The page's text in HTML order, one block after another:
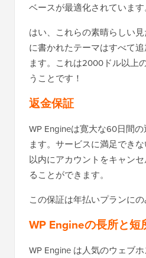
ベースが最適化されています
はい、これらの素晴らしい
に書かれたテーマはすべて
ます。これは2000ドル以上
うことです！
返金保証
WP Engineは寛大な60日間
ます。サービスに満足でき
以内にアカウントをキャン
ることができます。
この保証は年払いプランにの
WP Engineの長所と短
WP Engine は人気のウェブ